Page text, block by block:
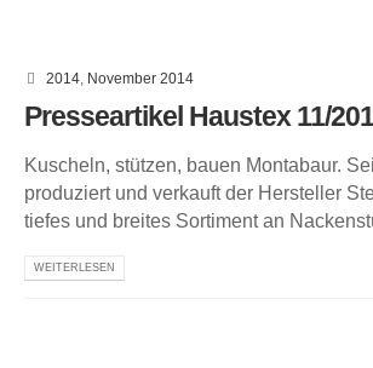
2014, November 2014
Presseartikel Haustex 11/
Kuscheln, stützen, bauen Montabaur.
produziert und verkauft der Hersteller
tiefes und breites Sortiment an
WEITERLESEN